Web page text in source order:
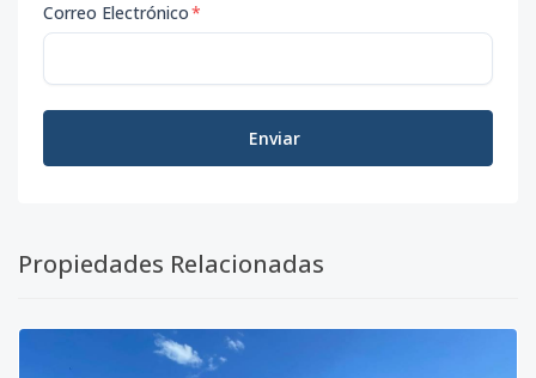
Correo Electrónico*
Enviar
Propiedades Relacionadas